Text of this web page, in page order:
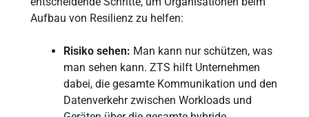
Aufbau von Resilienz zu helfen:
Risiko sehen: Man kann nur schützen, was
man sehen kann. ZTS hilft Unternehmen
dabei, die gesamte Kommunikation und den
Datenverkehr zwischen Workloads und